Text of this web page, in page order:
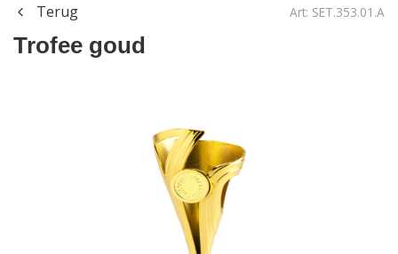
Terug Art: SET.353.01.A
Trofee goud